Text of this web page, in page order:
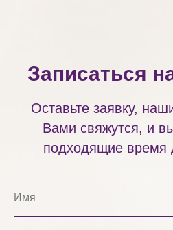
Записаться
Оставьте заявку,
Вами свяжутся, и
подходящие время